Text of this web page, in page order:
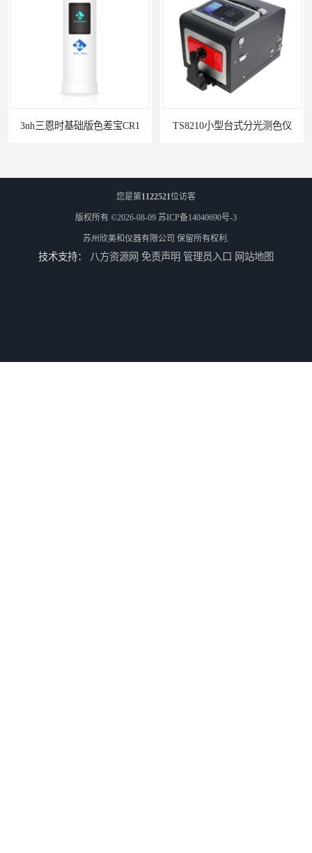
TS8210小型台式分光测色仪
您是第1122521位访客
版权所有 ©2026-08-09 苏ICP备14040690号-3
苏州欣美和仪器有限公司 保留所有权利.
技术支持： 八方资源网 免责声明 管理员入口 网站地图